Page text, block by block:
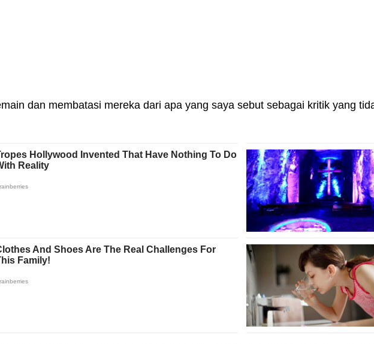
dan membatasi mereka dari apa yang saya sebut sebagai kritik yang